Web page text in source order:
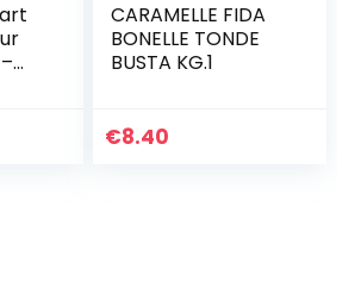
CARAMELLE FIDA
BONELLE TONDE
BUSTA KG.1
€8.40